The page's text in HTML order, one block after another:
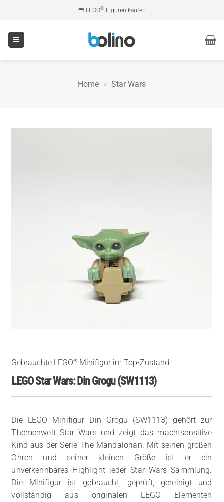
springen
LEGO®Figuren kaufen
Home » Star Wars
Gebrauchte LEGO® Minifigur im Top-Zustand
LEGO Star Wars: Din Grogu (SW1113)
Die LEGO Minifigur Din Grogu (SW1113) gehört zur
Themenwelt Star Wars und zeigt das machtsensitive
Kind aus der Serie The Mandalorian. Mit seinen großen
Ohren und seiner kleinen Größe ist er ein
unverkennbares Highlight jeder Star Wars Sammlung.
Die Minifigur ist gebraucht, geprüft, gereinigt und
vollständig aus originalen LEGO Elementen